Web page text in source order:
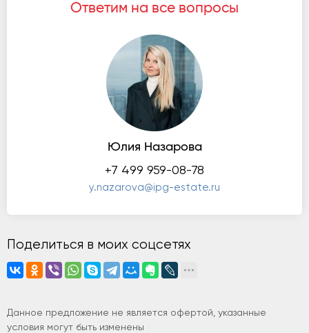
Ответим на все вопросы
Юлия Назарова
+7 499 959-08-78
y.nazarova@ipg-estate.ru
Поделиться в моих соцсетях
Данное предложение не является офертой, указанные
условия могут быть изменены